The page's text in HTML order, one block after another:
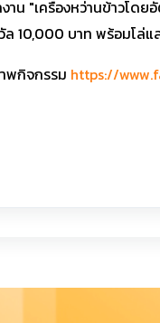
าน "เครื่องหว่านข้าวโด
วัล 10,000 บาท พร้อมโล่แ
พกิจกรรม https://